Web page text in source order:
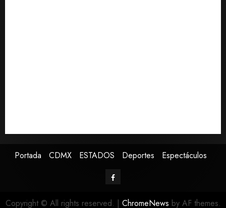
Portada CDMX ESTADOS Deportes Espectáculos
Copyright © All rights reserved. | ChromeNews by AF themes.